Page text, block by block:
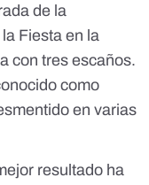
de la
Fiesta en la
con tres escaños.
como
en varias
resultado ha